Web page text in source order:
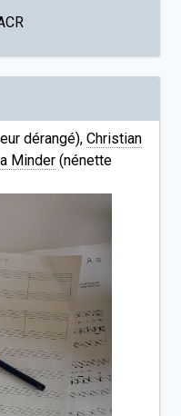
dérangé), Christian
Minder (nénette